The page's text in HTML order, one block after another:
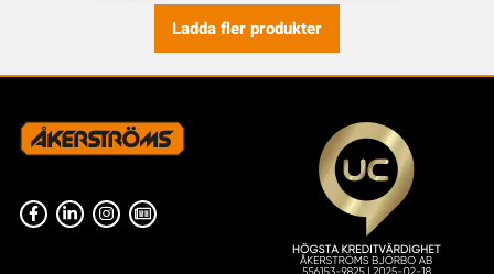
SYMBOLARK AQ80 JUPITER SYMBOLARK AQ80 DIN
949827-001
Ladda fler produkter